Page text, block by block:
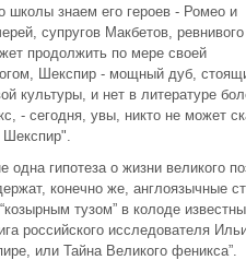
школы знаем его героев - Ромео и
супругов Макбетов, ревнивого
продолжить по мере своей
Шекспир - мощный дуб,
культуры, и нет в литературе
- сегодня, увы, никто не может
Шекспир".
одна гипотеза о жизни великого
конечно же, англоязычные
тузом” в колоде
российского исследователя
или Тайна Великого феникса”.